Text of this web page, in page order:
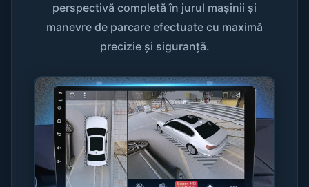
perspectivă completă în jurul mașinii și
manevre de parcare efectuate cu maximă
precizie și siguranță.